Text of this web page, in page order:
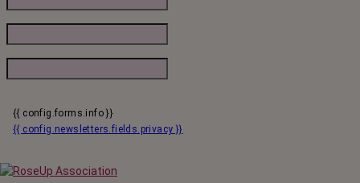
{{ config.forms.info }}
{{ config.newsletters.fields.privacy }}